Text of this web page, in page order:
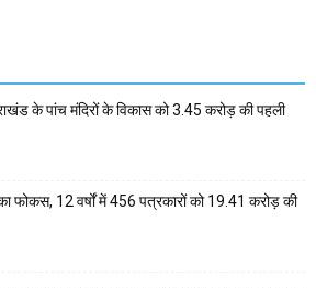
के पांच मंदिरों के विकास को 3.45 करोड़ की पहली
फोकस, 12 वर्षों में 456 पत्रकारों को 19.41 करोड़ की